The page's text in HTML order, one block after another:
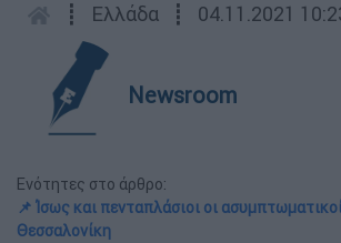
┋ Ελλάδα ┋ 04.11.2021
Newsroom
Ενότητες στο άρθρο:
📌 Ίσως και πενταπλάσιοι οι
Θεσσαλονίκη